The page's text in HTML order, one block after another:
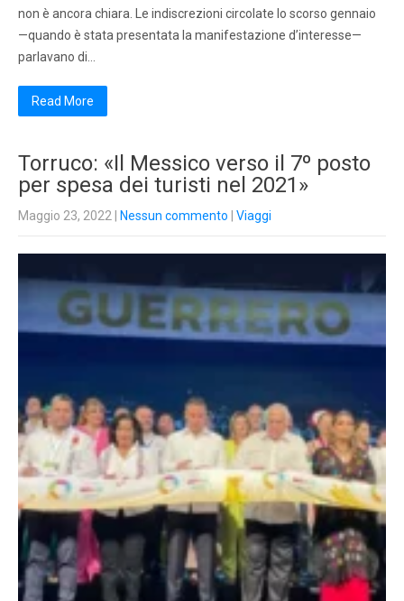
non è ancora chiara. Le indiscrezioni circolate lo scorso gennaio
—quando è stata presentata la manifestazione d’interesse—
parlavano di…
Read More
Torruco: «Il Messico verso il 7º posto
per spesa dei turisti nel 2021»
Maggio 23, 2022 Nessun commento Viaggi